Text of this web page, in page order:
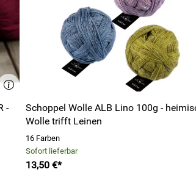
-
Schoppel Wolle ALB Lino 100g -
Wolle trifft Leinen
16 Farben
Sofort lieferbar
13,50 €*